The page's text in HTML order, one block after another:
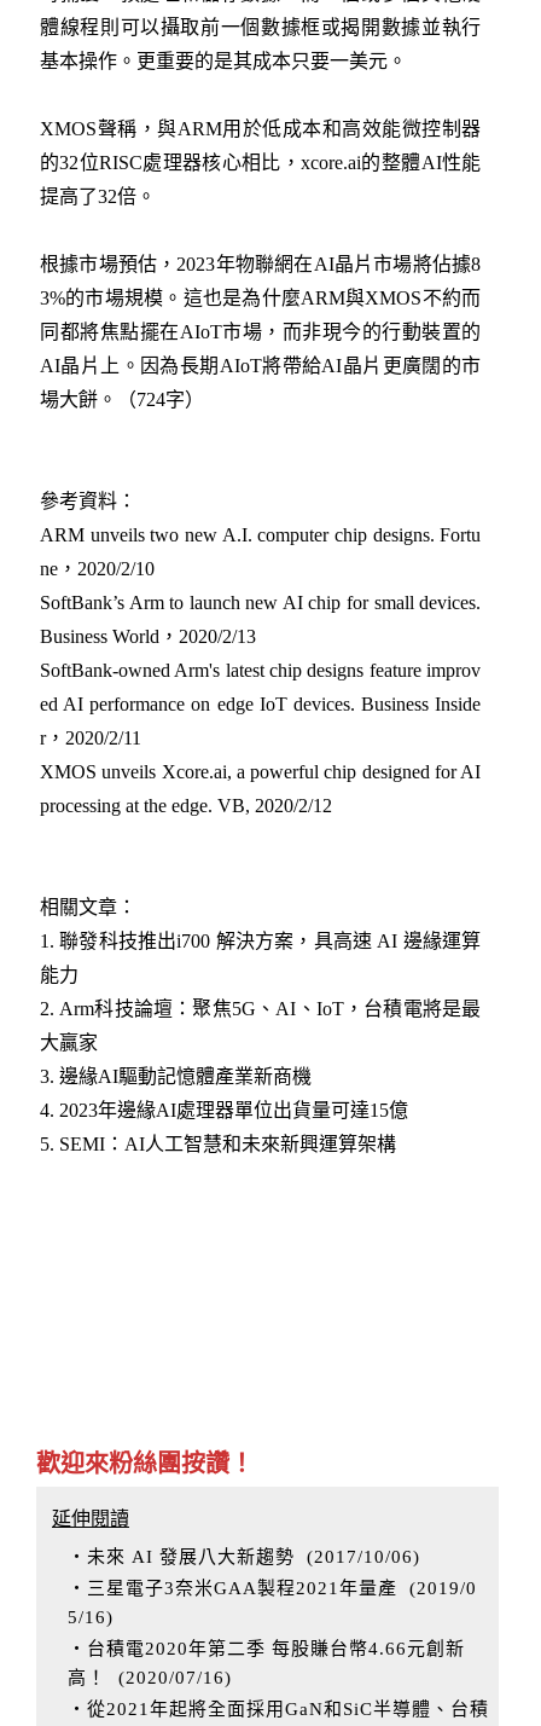
體線程則可以攝取前一個數據框或揭開數據並執行
基本操作。更重要的是其成本只要一美元。
XMOS聲稱，與ARM用於低成本和高效能微控制器
的32位RISC處理器核心相比，xcore.ai的整體AI性能
提高了32倍。
根據市場預估，2023年物聯網在AI晶片市場將佔據8
3%的市場規模。這也是為什麼ARM與XMOS不約而
同都將焦點擺在AIoT市場，而非現今的行動裝置的
AI晶片上。因為長期AIoT將帶給AI晶片更廣闊的市
場大餅。（724字）
參考資料：
ARM unveils two new A.I. computer chip designs. Fortu
ne，2020/2/10
SoftBank’s Arm to launch new AI chip for small devices.
Business World，2020/2/13
SoftBank-owned Arm's latest chip designs feature improv
ed AI performance on edge IoT devices. Business Inside
r，2020/2/11
XMOS unveils Xcore.ai, a powerful chip designed for AI
processing at the edge. VB, 2020/2/12
相關文章：
1.聯發科技推出i700 解決方案，具高速 AI 邊緣運算
能力
2. Arm科技論壇：聚焦5G、AI、IoT，台積電將是最
大贏家
3. 邊緣AI驅動記憶體產業新商機
4. 2023年邊緣AI處理器單位出貨量可達15億
5. SEMI：AI人工智慧和未來新興運算架構
歡迎來粉絲團按讚！
延伸閱讀
‧未來 AI 發展八大新趨勢 (2017/10/06)
‧三星電子3奈米GAA製程2021年量產 (2019/0
5/16)
‧台積電2020年第二季 每股賺台幣4.66元創新
高！
(2020/07/16)
‧從2021年起將全面採用GaN和SiC半導體、台積